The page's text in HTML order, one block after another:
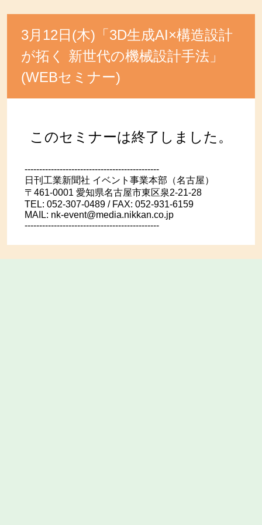
3月12日(木)「3D生成AI×構造設計
が拓く 新世代の機械設計手法」
(WEBセミナー)
このセミナーは終了しました。
----------------------------------------------
日刊工業新聞社 イベント事業本部（名古屋）
〒461-0001 愛知県名古屋市東区泉2-21-28
TEL: 052-307-0489 / FAX: 052-931-6159
MAIL: nk-event@media.nikkan.co.jp
----------------------------------------------